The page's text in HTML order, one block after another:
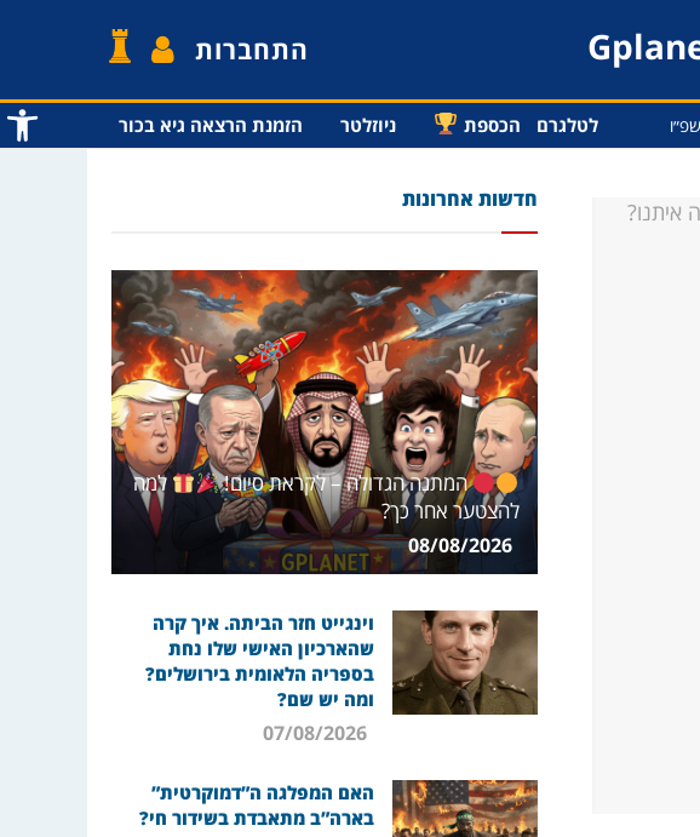
פתח
התחברות
לטלגרם הכספת ניוזלטר הזמנת הרצאה גיא בכור
חדשות אחרונות
המתנה הגדולה – לקראת סיום!
למה
להצטער אחר כך?
08/08/2026
וינגייט חזר הביתה. איך קרה
שהארכיון האישי שלו נחת
בספריה הלאומית בירושלים?
ומה יש שם?
07/08/2026
האם המפלגה ה”דמוקרטית”
בארה”ב מתאבדת בשידור חי?